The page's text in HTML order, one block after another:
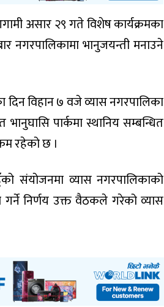
असार २९ गते विशेष कार्यक्रमका
नगरपालिकामा भानुजयन्ती मनाउने
विहान ७ वजे व्यास नगरपालिका
पार्कमा स्थानिय सम्बन्धित
रहेको छ ।
संयोजनमा व्यास नगरपालिकाको
निर्णय उक्त वैठकले गरेको व्यास